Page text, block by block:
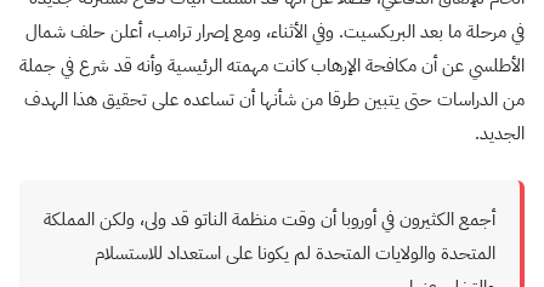
في مرحلة ما بعد البريكسيت. وفي الأثناء، ومع إصرار ترامب، أعلن حلف شمال
الأطلسي عن أن مكافحة الإرهاب كانت مهمته الرئيسية وأنه قد شرع في جملة
من الدراسات حتى يتبين طرقا من شأنها أن تساعده على تحقيق هذا الهدف
الجديد.
أجمع الكثيرون في أوروبا أن وقت منظمة الناتو قد ولى، ولكن المملكة
المتحدة والولايات المتحدة لم يكونا على استعداد للاستسلام